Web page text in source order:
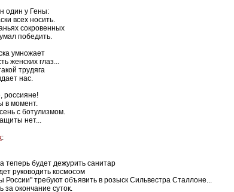
один у Гены:
всех носить.
сокровенных
победить.
умножает
женских глаз...
трудяга
нас.
россияне!
в момент.
с ботулизмом.
нет...
:
теперь будет дежурить санитар
руководить космосом
России" требуют объявить в розыск Сильвестра Сталлоне...
за окончание суток.